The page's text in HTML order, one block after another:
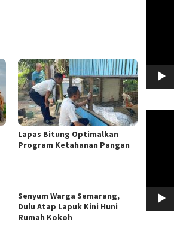
Lapas Bitung Optimalkan
Program Ketahanan Pangan
Senyum Warga Semarang,
Dulu Atap Lapuk Kini Huni
Rumah Kokoh